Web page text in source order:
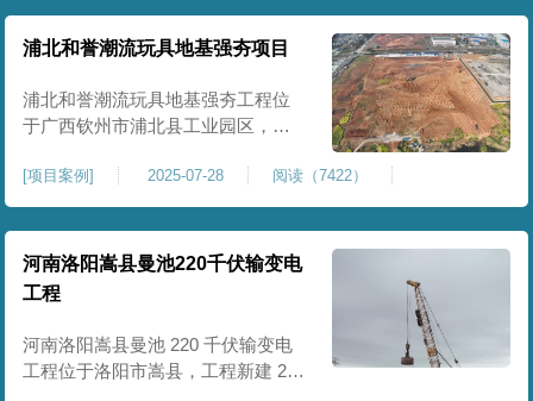
地，土层分布不均、土体松散、天
然固结程度较低，地基整体承载力
筑需长期承受货物堆放荷载，对地
基沉降稳定性、整体密实度要求较
浦北和誉潮流玩具地基强夯项目
浦北和誉潮流玩具地基强夯工程位
于广西钦州市浦北县工业园区，场
公及生活附属设施。原始场地为新
建园区待开发地块，土体回填不
均、土质松散、固结度不足，场地
承载力与整体均匀性较差，若直接
施工易出现地基不均匀沉降、地面
开裂、墙体变形等质量问题，无法
满足工业厂房长期荷载及规范建设
标
[项目案例] 2025-07-28 阅读（7422）
河南洛阳嵩县曼池220千伏输变电
工程
河南洛阳嵩县曼池 220 千伏输变电
工程位于洛阳市嵩县，工程新建 220